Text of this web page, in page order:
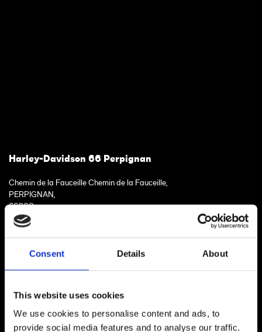
Consent Details About
This website uses cookies
We use cookies to personalise content and ads, to
provide social media features and to analyse our traffic.
Harley-Davidson 66 Perpignan
Chemin de la Fauceille Chemin de la Fauceille,
PERPIGNAN,
66000.
Toutes les motos H-D Certified du concessionnaire
+33 3 46 85 52 10